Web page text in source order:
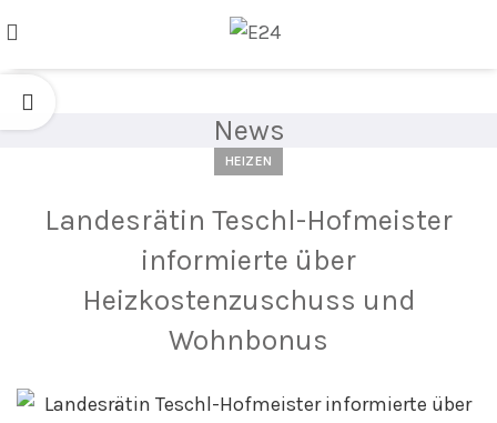
News
HEIZEN
Landesrätin Teschl-Hofmeister
informierte über
Heizkostenzuschuss und
Wohnbonus